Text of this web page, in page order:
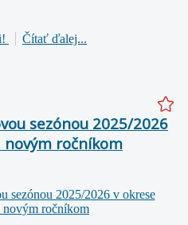
Čítať ďalej...
sezónou 2025/2026
novým ročníkom